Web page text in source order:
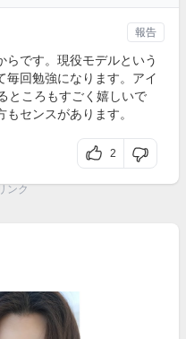
です。現役モデルという
毎回勉強になります。アイ
ところもすごく嬉しいで
センスがあります。
2
報告
ンク